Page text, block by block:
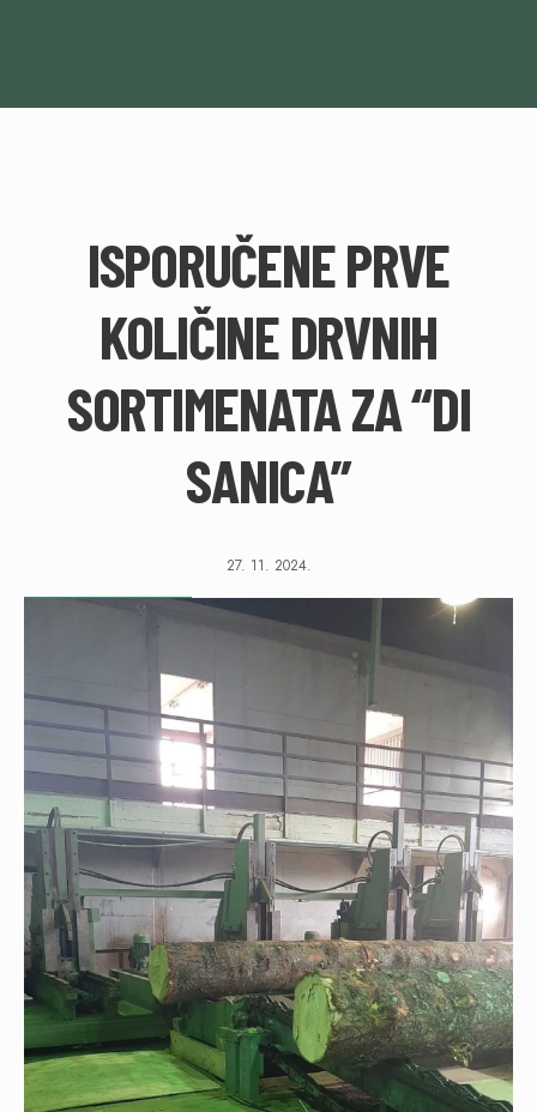
ISPORUČENE PRVE
KOLIČINE DRVNIH
SORTIMENATA ZA “DI
SANICA”
27. 11. 2024.